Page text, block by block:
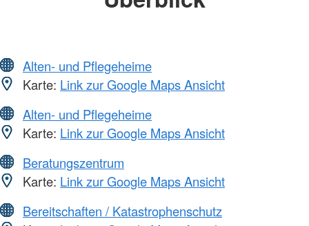
Alten- und Pflegeheime
Karte: Link zur Google Maps Ansicht
Alten- und Pflegeheime
Karte: Link zur Google Maps Ansicht
Beratungszentrum
Karte: Link zur Google Maps Ansicht
Bereitschaften / Katastrophenschutz